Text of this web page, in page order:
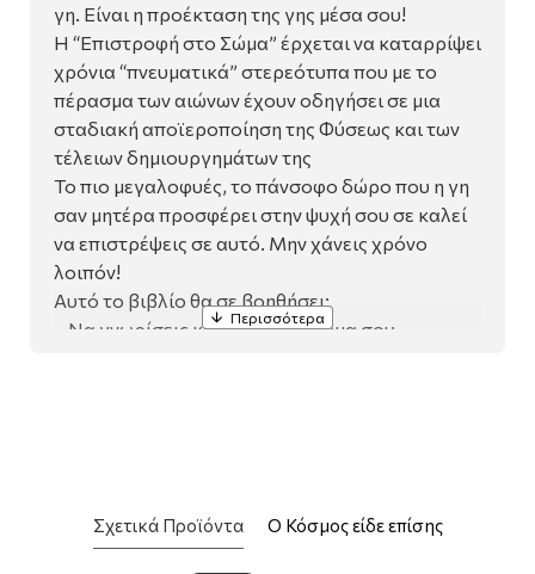
γη. Είναι η προέκταση της γης μέσα σου!
Η “Επιστροφή στο Σώμα” έρχεται να καταρρίψει
χρόνια “πνευματικά” στερεότυπα που με το
πέρασμα των αιώνων έχουν οδηγήσει σε μια
σταδιακή αποϊεροποίηση της Φύσεως και των
τέλειων δημιουργημάτων της
Το πιο μεγαλοφυές, το πάνσοφο δώρο που η γη
σαν μητέρα προσφέρει στην ψυχή σου σε καλεί
να επιστρέψεις σε αυτό. Μην χάνεις χρόνο
λοιπόν!
Αυτό το βιβλίο θα σε βοηθήσει:
– Να γνωρίσεις καλύτερα το σώμα σου
της γης και πάνω από όλα,
Σχετικά Προϊόντα Ο Κόσμος είδε επίσης